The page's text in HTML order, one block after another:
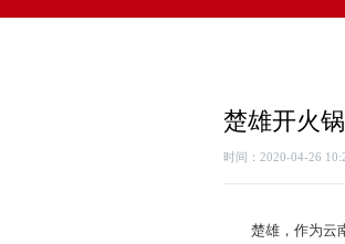
楚雄开火
时间：2020-04-26
楚雄，作为云